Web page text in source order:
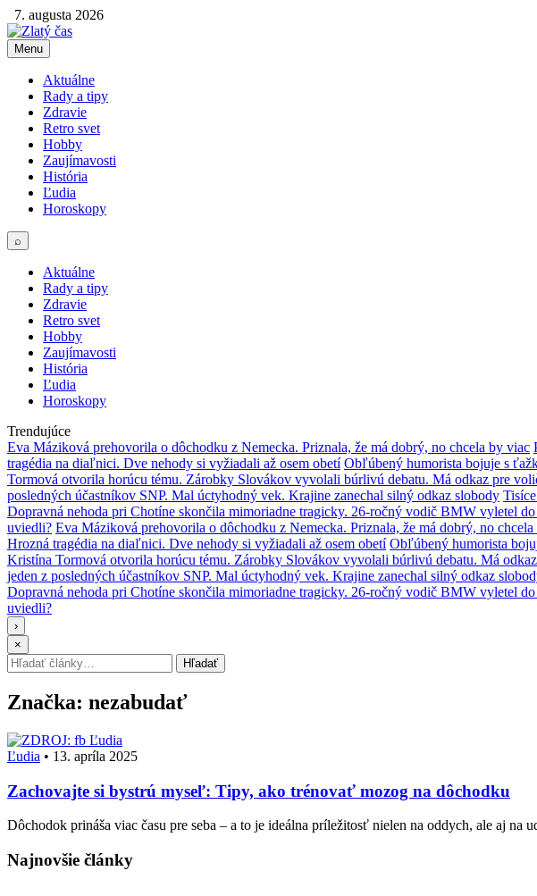
7. augusta 2026
Menu
Aktuálne
Rady a tipy
Zdravie
Retro svet
Hobby
Zaujímavosti
História
Ľudia
Horoskopy
⌕
Aktuálne
Rady a tipy
Zdravie
Retro svet
Hobby
Zaujímavosti
História
Ľudia
Horoskopy
Trendujúce
Eva Máziková prehovorila o dôchodku z Nemecka. Priznala, že má dobrý, no chcela by viac
tragédia na diaľnici. Dve nehody si vyžiadali až osem obetí Obľúbený humorista bojuje s
Tormová otvorila horúcu tému. Zárobky Slovákov vyvolali búrlivú debatu. Má odkaz pre
posledných účastníkov SNP. Mal úctyhodný vek. Krajine zanechal silný odkaz slobody
Dopravná nehoda pri Chotíne skončila mimoriadne tragicky. 26-ročný vodič BMW vyletel
uviedli? Eva Máziková prehovorila o dôchodku z Nemecka. Priznala, že má dobrý, no
Hrozná tragédia na diaľnici. Dve nehody si vyžiadali až osem obetí Obľúbený humorista
Kristína Tormová otvorila horúcu tému. Zárobky Slovákov vyvolali búrlivú debatu. Má
jeden z posledných účastníkov SNP. Mal úctyhodný vek. Krajine zanechal silný odkaz
Dopravná nehoda pri Chotíne skončila mimoriadne tragicky. 26-ročný vodič BMW vyletel
uviedli?
›
×
Hľadať: Hľadať
Značka: nezabudať
Ľudia
Ľudia • 13. apríla 2025
Zachovajte si bystrú myseľ: Tipy, ako trénovať mozog na dôchodku
Dôchodok prináša viac času pre seba – a to je ideálna príležitosť nielen na oddych, ale aj na
Najnovšie články